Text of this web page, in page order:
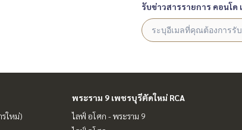
รับข่าวสารรายการ คอนโด
รใหม่)
พระราม 9 เพชรบุรีตัดใหม่ RCA
ไลฟ์ อโศก - พระราม 9